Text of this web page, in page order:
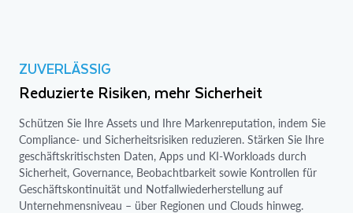
ZUVERLÄSSIG
Reduzierte Risiken, mehr Sicherheit
Schützen Sie Ihre Assets und Ihre Markenreputation, indem Sie
Compliance- und Sicherheitsrisiken reduzieren. Stärken Sie Ihre
geschäftskritischsten Daten, Apps und KI-Workloads durch
Sicherheit, Governance, Beobachtbarkeit sowie Kontrollen für
Geschäftskontinuität und Notfallwiederherstellung auf
Unternehmensniveau – über Regionen und Clouds hinweg.